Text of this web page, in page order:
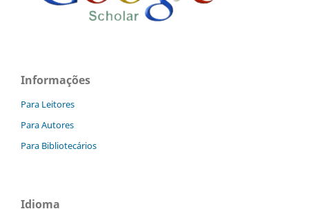
Informações
Para Leitores
Para Autores
Para Bibliotecários
Idioma